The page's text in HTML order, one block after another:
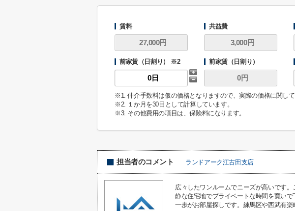
賃料 共益費
前家賃（日割り） ※2 前家賃（日割り）
※1. 仲介手数料は仮の価格となりますので、実際の価格に関し
※2. １か月を30日として計算しています。
※3. その他費用の項目は、保険料になります。
担当者のコメント ランドアーク江古田支店
広々したワンルームでニーズが高いです
静な住宅地でプライベートな時間を寛い
一歩がお部屋探しです。練馬区や西武有